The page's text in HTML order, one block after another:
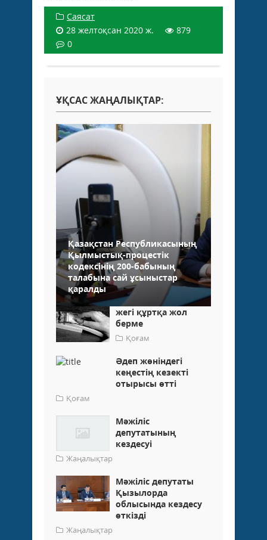
Саясат
28 желтоқсан 2020 ж.
879
0
ҰҚСАС ЖАҢАЛЫҚТАР:
Қазақстан Республикасының
Қылмыстық-процестік
кодексінің 200-бабының
талабына сай ұсыныстар
қаралды
жегі құртқа жол
берме
Қоғам
Әдеп жөніндегі
кеңестің кезекті
отырысы өтті
Қоғам
Мәжіліс
депутатының
кездесуі
Жаңалықтар
Мәжіліс депутаты
Қызылорда
облысында кездесу
өткізді
Жаңалықтар